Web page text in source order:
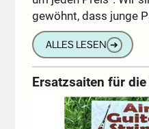
gewöhnt, dass junge
ALLES LESEN ➔
Ersatzsaiten für